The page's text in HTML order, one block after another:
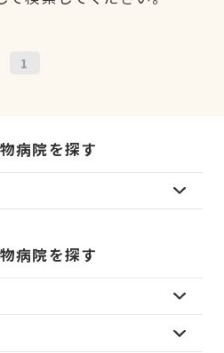
1
病院を探す
病院を探す